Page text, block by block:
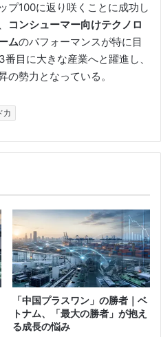
プ100に返り咲くことに成功し
コンシューマー向けテクノロ
ムのパフォーマンスが特に目
目に大きな産業へと躍進し、
の勢力となっている。
力
「中国プラスワン」の勝者｜ベ
トナム、「最大の勝者」が抱え
る成長の悩み